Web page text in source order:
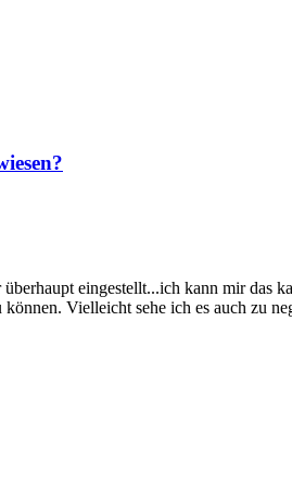
eingestellt...ich kann mir das
Vielleicht sehe ich es auch zu